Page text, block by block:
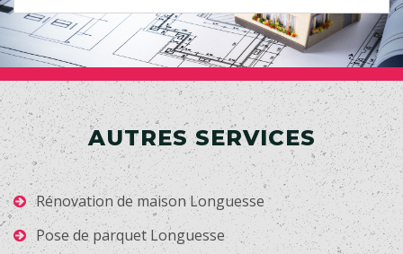
AUTRES SERVICES
Rénovation de maison Longuesse
Pose de parquet Longuesse